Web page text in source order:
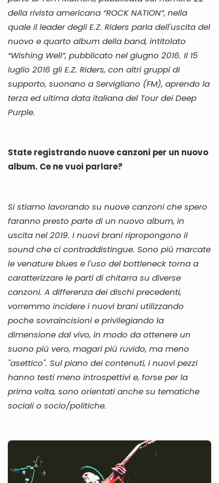
della rivista americana “ROCK NATION”, nella
quale il leader degli E.Z. Riders parla dell'uscita del
nuovo e quarto album della band, intitolato
“Wishing Well”, pubblicato nel giugno 2016. Il 15
luglio 2016 gli E.Z. Riders, con altri gruppi di
supporto, suonano a Servigliano (FM), aprendo la
terza ed ultima data italiana del Tour dei Deep
Purple.
State registrando nuove canzoni per un nuovo
album. Ce ne vuoi parlare?
Si stiamo lavorando su nuove canzoni che spero
faranno presto parte di un nuovo album, in
uscita nel 2019. I nuovi brani ripropongono il
sound che ci contraddistingue. Sono più marcate
le venature blues e l'uso del bottleneck torna a
caratterizzare le parti di chitarra su diverse
canzoni. A differenza dei dischi precedenti,
vorremmo incidere i nuovi brani utilizzando
poche sovraincisioni e privilegiando la
dimensione dal vivo, in modo da ottenere un
suono più vero, magari più ruvido, ma meno
"asettico". Sul piano dei contenuti, i nuovi pezzi
hanno testi meno introspettivi e, forse per la
prima volta, sono orientati anche su tematiche
sociali o socio/politiche.